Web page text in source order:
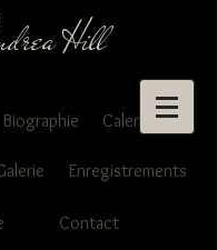
Hill
Biographie Calendrier
Enregistrements
Contact